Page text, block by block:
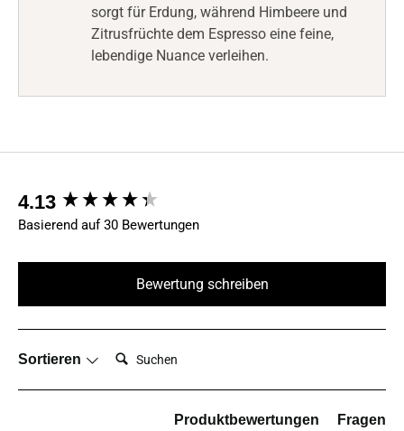
sorgt für Erdung, während Himbeere und
Zitrusfrüchte dem Espresso eine feine,
lebendige Nuance verleihen.
4.13
Basierend auf 30 Bewertungen
Bewertung schreiben
Sortieren Suchen:
Produktbewertungen Fragen
New content loaded